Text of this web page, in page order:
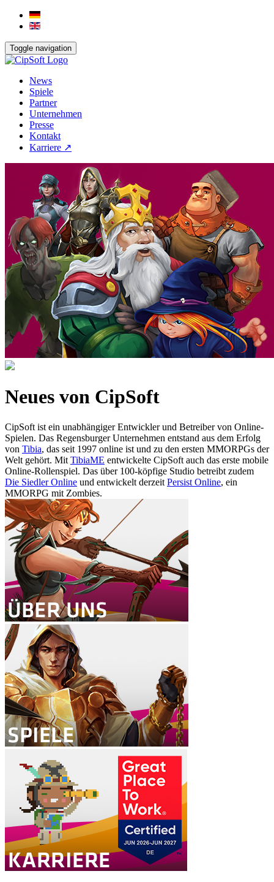
Toggle navigation
News
Spiele
Partner
Unternehmen
Presse
Kontakt
Karriere ↗
Neues von CipSoft
CipSoft ist ein unabhängiger Entwickler und Betreiber von Online-
Spielen. Das Regensburger Unternehmen entstand aus dem Erfolg
von Tibia, das seit 1997 online ist und zu den ersten MMORPGs der
Welt gehört. Mit TibiaME entwickelte CipSoft auch das erste mobile
Online-Rollenspiel. Das über 100-köpfige Studio betreibt zudem
Die Siedler Online und entwickelt derzeit Persist Online, ein
MMORPG mit Zombies.